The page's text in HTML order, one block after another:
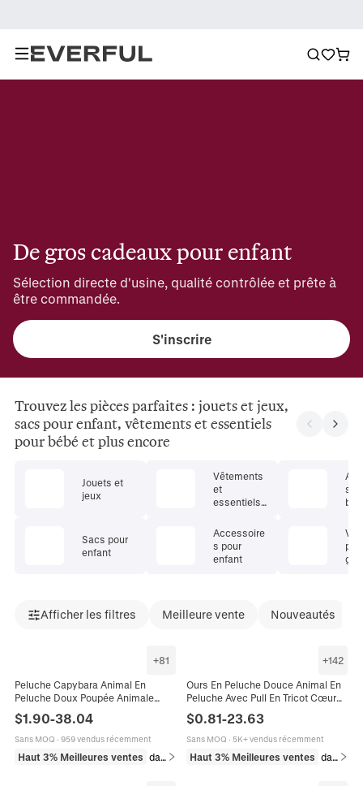
De gros cadeaux pour enfant
Sélection directe d'usine, qualité contrôlée et prête à
être commandée.
S'inscrire
Trouvez les pièces parfaites : jouets et jeux,
sacs pour enfant, vêtements et essentiels
pour bébé et plus encore
Jouets et
jeux
Sacs pour
enfant
Vêtements
et
essentiels
Accessoire
s pour
enfant
s
Afficher les filtres Meilleure vente Nouveautés
+81
Peluche Capybara Animal En
Peluche Doux Poupée Animale
Créative Mignonne Avec
Accessoires Cadeau
D'anniversaire Pour Enfants
$1.90-38.04
Sans MOQ · 959 vendus récemment
Haut 3% Meilleures ventes dans Jouets et jeux
+142
Ours En Peluche Douce Animal En
Peluche Avec Pull En Tricot Cœur
Sweat À Capuche Enfants Filles
Cadeau
$0.81-23.63
Sans MOQ · 5K+ vendus récemment
Haut 3% Meilleures ventes dans Jouets et jeux